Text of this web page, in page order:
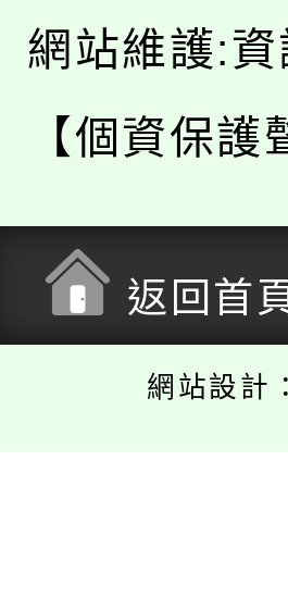
網站維護:資
【個資保護
返回首
網站設計